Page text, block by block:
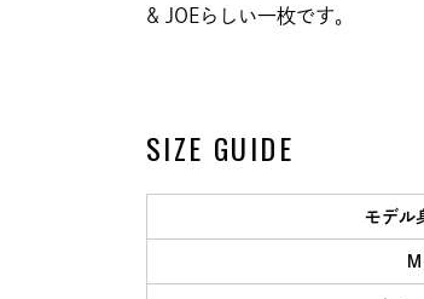
& JOEらしい一枚です。
SIZE GUIDE
モデル